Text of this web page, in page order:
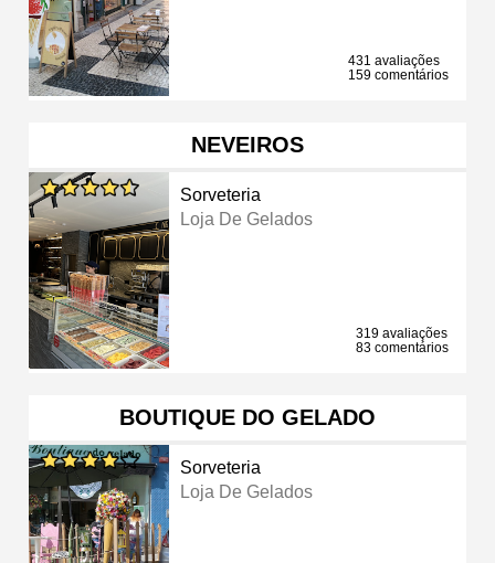
431 avaliações
159 comentários
NEVEIROS
Sorveteria
Loja De Gelados
319 avaliações
83 comentários
BOUTIQUE DO GELADO
Sorveteria
Loja De Gelados